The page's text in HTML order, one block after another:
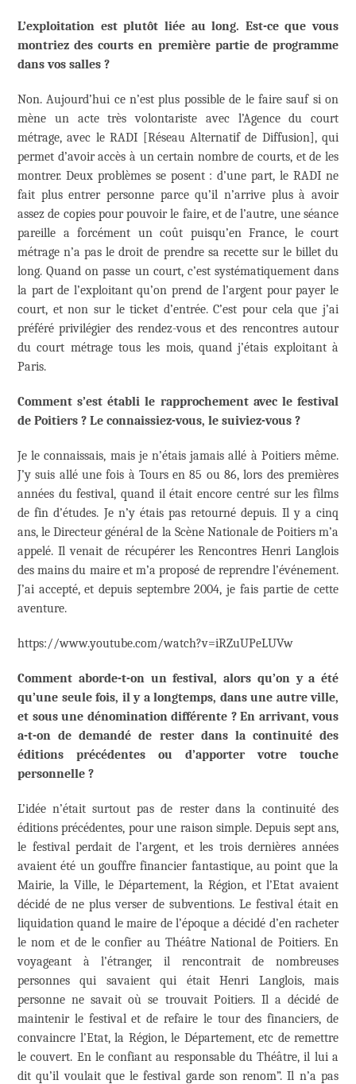
L’exploitation est plutôt liée au long. Est-ce que vous
montriez des courts en première partie de programme
dans vos salles ?
Non. Aujourd’hui ce n’est plus possible de le faire sauf si on
mène un acte très volontariste avec l’Agence du court
métrage, avec le RADI [Réseau Alternatif de Diffusion], qui
permet d’avoir accès à un certain nombre de courts, et de les
montrer. Deux problèmes se posent : d’une part, le RADI ne
fait plus entrer personne parce qu’il n’arrive plus à avoir
assez de copies pour pouvoir le faire, et de l’autre, une séance
pareille a forcément un coût puisqu’en France, le court
métrage n’a pas le droit de prendre sa recette sur le billet du
long. Quand on passe un court, c’est systématiquement dans
la part de l’exploitant qu’on prend de l’argent pour payer le
court, et non sur le ticket d’entrée. C’est pour cela que j’ai
préféré privilégier des rendez-vous et des rencontres autour
du court métrage tous les mois, quand j’étais exploitant à
Paris.
Comment s’est établi le rapprochement avec le festival
de Poitiers ? Le connaissiez-vous, le suiviez-vous ?
Je le connaissais, mais je n’étais jamais allé à Poitiers même.
J’y suis allé une fois à Tours en 85 ou 86, lors des premières
années du festival, quand il était encore centré sur les films
de fin d’études. Je n’y étais pas retourné depuis. Il y a cinq
ans, le Directeur général de la Scène Nationale de Poitiers m’a
appelé. Il venait de récupérer les Rencontres Henri Langlois
des mains du maire et m’a proposé de reprendre l’événement.
J’ai accepté, et depuis septembre 2004, je fais partie de cette
aventure.
https://www.youtube.com/watch?v=iRZuUPeLUVw
Comment aborde-t-on un festival, alors qu’on y a été
qu’une seule fois, il y a longtemps, dans une autre ville,
et sous une dénomination différente ? En arrivant, vous
a-t-on de demandé de rester dans la continuité des
éditions précédentes ou d’apporter votre touche
personnelle ?
L’idée n’était surtout pas de rester dans la continuité des
éditions précédentes, pour une raison simple. Depuis sept ans,
le festival perdait de l’argent, et les trois dernières années
avaient été un gouffre financier fantastique, au point que la
Mairie, la Ville, le Département, la Région, et l’Etat avaient
décidé de ne plus verser de subventions. Le festival était en
liquidation quand le maire de l’époque a décidé d’en racheter
le nom et de le confier au Théâtre National de Poitiers. En
voyageant à l’étranger, il rencontrait de nombreuses
personnes qui savaient qui était Henri Langlois, mais
personne ne savait où se trouvait Poitiers. Il a décidé de
maintenir le festival et de refaire le tour des financiers, de
convaincre l’Etat, la Région, le Département, etc de remettre
le couvert. En le confiant au responsable du Théâtre, il lui a
dit qu’il voulait que le festival garde son renom”. Il n’a pas